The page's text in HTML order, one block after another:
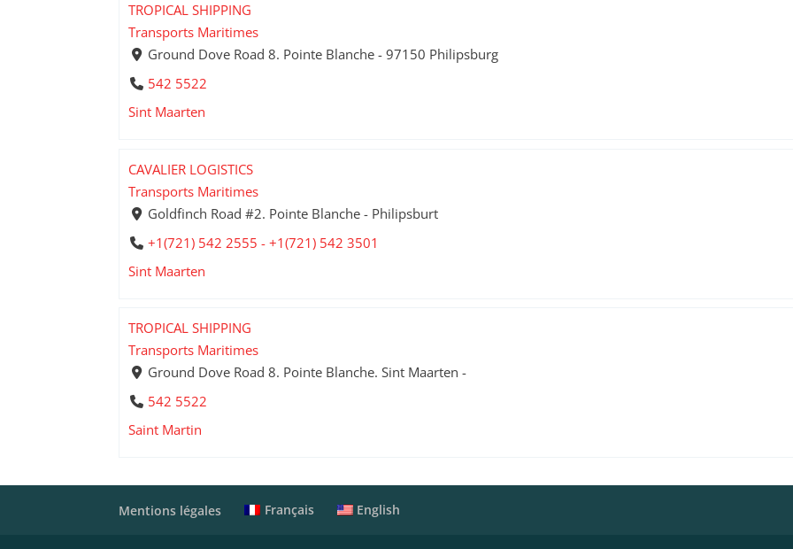
TROPICAL SHIPPING
Transports Maritimes
Ground Dove Road 8. Pointe Blanche - 97150 Philipsburg
542 5522
Sint Maarten
CAVALIER LOGISTICS
Transports Maritimes
Goldfinch Road #2. Pointe Blanche - Philipsburt
+1(721) 542 2555 - +1(721) 542 3501
Sint Maarten
TROPICAL SHIPPING
Transports Maritimes
Ground Dove Road 8. Pointe Blanche. Sint Maarten -
542 5522
Saint Martin
Mentions légales Français English